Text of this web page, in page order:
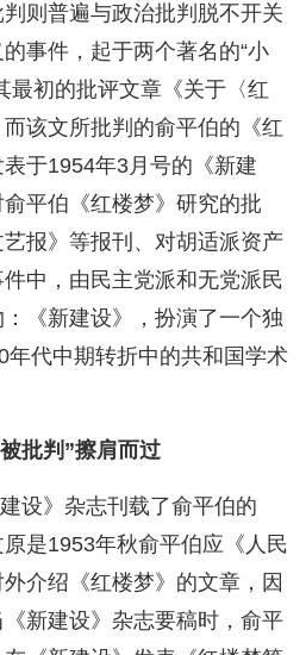
则普遍与政治批判脱不开关
事件，起于两个著名的“小
最初的批评文章《关于〈红
该文所批判的俞平伯的《红
于1954年3月号的《新建
平伯《红楼梦》研究的批
报》等报刊、对胡适派资产
中，由民主党派和无党派民
《新建设》，扮演了一个独
年代中期转折中的共和国学术
批判”擦肩而过
设》杂志刊载了俞平伯的
原是1953年秋俞平伯应《人民
介绍《红楼梦》的文章，因
新建设》杂志要稿时，俞平